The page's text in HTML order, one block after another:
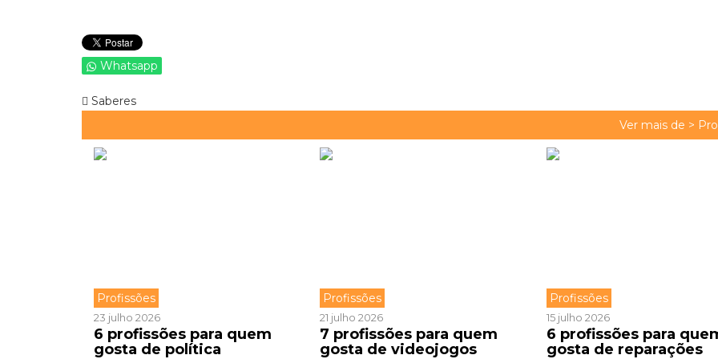
Whatsapp
Saberes
Ver mais de >
Profissões
23 julho 2026
6 profissões para quem
gosta de política
Profissões
21 julho 2026
7 profissões para quem
gosta de videojogos
Profissões
15 julho 2026
6 profissões para
gosta de reparações